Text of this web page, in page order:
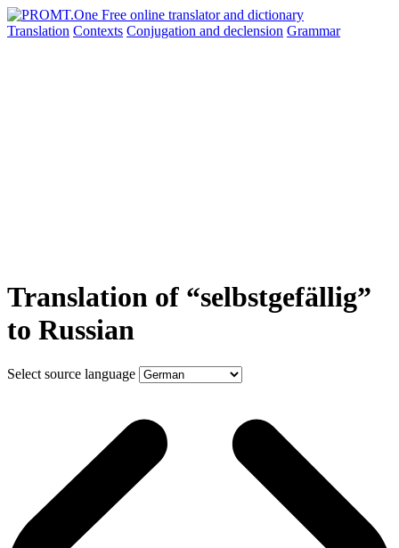
Translation Contexts Conjugation and declension Grammar
Translation of “selbstgefällig”
to Russian
Select source language